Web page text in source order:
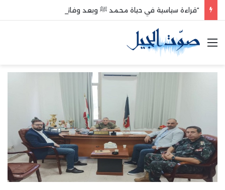
“قراءة سياسية في حياة محمد ﷺ وبعد وفاته”
القائمة